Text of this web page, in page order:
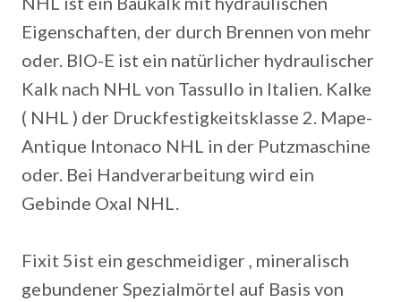
Eigenschaften, der durch Brennen von mehr
oder. BIO-E ist ein natürlicher hydraulischer
Kalk nach NHL von Tassullo in Italien. Kalke
( NHL ) der Druckfestigkeitsklasse 2. Mape-
Antique Intonaco NHL in der Putzmaschine
oder. Bei Handverarbeitung wird ein
Gebinde Oxal NHL.
Fixit 5ist ein geschmeidiger , mineralisch
gebundener Spezialmörtel auf Basis von